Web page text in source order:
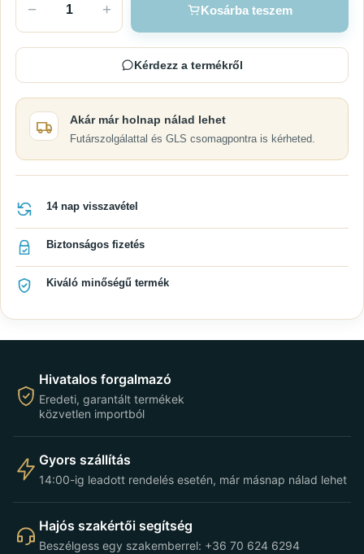
− + Kosárba teszem
Kérdezz a termékről
Akár már holnap nálad lehet
Futárszolgálattal és GLS csomagpontra is kérheted.
14 nap visszavétel
Biztonságos fizetés
Kiváló minőségű termék
Hivatalos forgalmazó
Eredeti, garantált termékek
közvetlen importból
Gyors szállítás
14:00-ig leadott rendelés esetén, már másnap nálad lehet
Hajós szakértői segítség
Beszélgess egy szakemberrel: +36 70 624 6294